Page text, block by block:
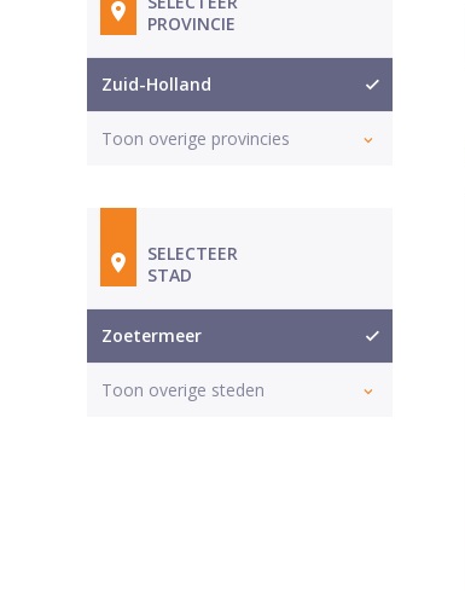
PROVINCIE
Zuid-Holland
Toon overige provincies
SELECTEER
STAD
Zoetermeer
Toon overige steden